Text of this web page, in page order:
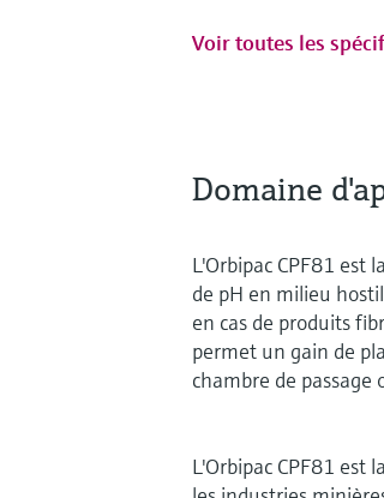
Voir toutes les
Domaine
L'Orbipac CPF81 est
de pH en milieu
en cas de produits
permet un gain de
chambre de passage
L'Orbipac CPF81 est